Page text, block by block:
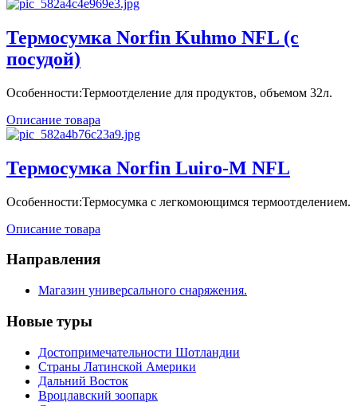
Термосумка Norfin Kuhmo NFL (с
посудой)
Особенности:Термоотделение для продуктов, объемом 32л.
Описание товара
Термосумка Norfin Luiro-M NFL
Особенности:Термосумка с легкомоющимся термоотделением.
Описание товара
Направления
Магазин универсального снаряжения.
Новые туры
Достопримечательности Шотландии
Страны Латинской Америки
Дальний Восток
Вроцлавский зоопарк